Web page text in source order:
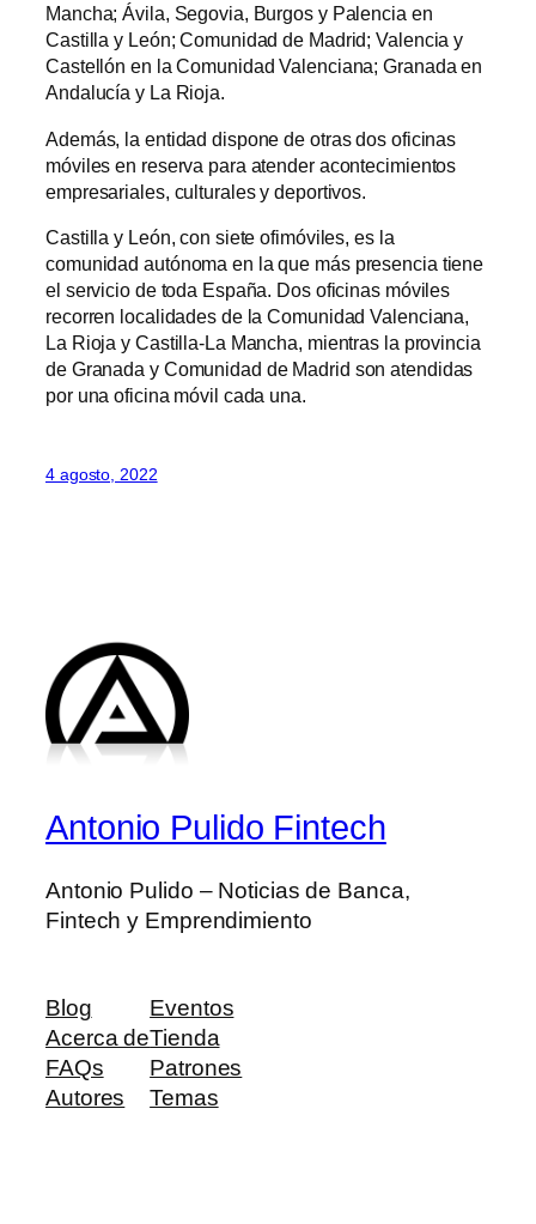
Mancha; Ávila, Segovia, Burgos y Palencia en
Castilla y León; Comunidad de Madrid; Valencia y
Castellón en la Comunidad Valenciana; Granada en
Andalucía y La Rioja.
Además, la entidad dispone de otras dos oficinas
móviles en reserva para atender acontecimientos
empresariales, culturales y deportivos.
Castilla y León, con siete ofimóviles, es la
comunidad autónoma en la que más presencia tiene
el servicio de toda España. Dos oficinas móviles
recorren localidades de la Comunidad Valenciana,
La Rioja y Castilla-La Mancha, mientras la provincia
de Granada y Comunidad de Madrid son atendidas
por una oficina móvil cada una.
4 agosto, 2022
Antonio Pulido Fintech
Antonio Pulido – Noticias de Banca,
Fintech y Emprendimiento
Blog
Acerca de
FAQs
Autores
Eventos
Tienda
Patrones
Temas